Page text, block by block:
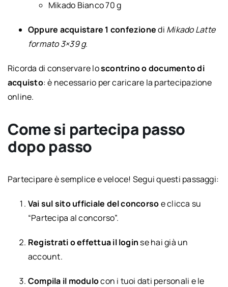
Mikado Bianco 70 g
Oppure acquistare 1 confezionedi Mikado Latte
formato 3×39 g.
Ricorda di conservare loscontrino o documento di
acquisto: è necessario per caricare la partecipazione
online.
Come si partecipa passo
dopo passo
Partecipare è semplice e veloce! Segui questi passaggi:
Vai sul sito ufficiale del concorsoe clicca su
“Partecipa al concorso”.
Registrati o effettua il login se hai già un
account.
Compila il modulocon i tuoi dati personali e le